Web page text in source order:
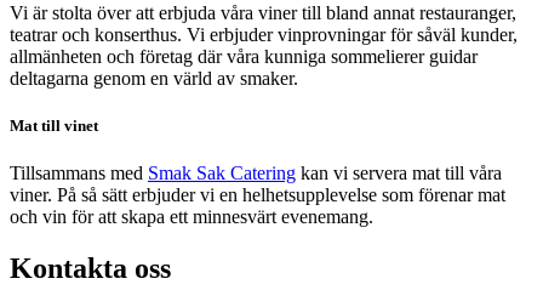
Vi är stolta över att erbjuda våra viner till bland annat restauranger,
teatrar och konserthus. Vi erbjuder vinprovningar för såväl kunder,
allmänheten och företag där våra kunniga sommelierer guidar
deltagarna genom en värld av smaker.
Mat till vinet
Tillsammans med Smak Sak Catering kan vi servera mat till våra
viner. På så sätt erbjuder vi en helhetsupplevelse som förenar mat
och vin för att skapa ett minnesvärt evenemang.
Kontakta oss